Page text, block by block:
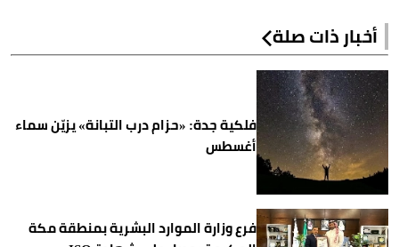
أخبار ذات صلة
فلكية جدة: «حزام درب التبانة» يزيّن سماء
أغسطس
فرع وزارة الموارد البشرية بمنطقة مكة